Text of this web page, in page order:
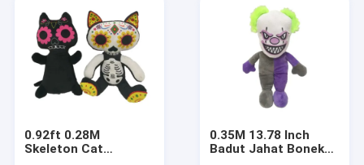
0.92ft 0.28M
Skeleton Cat
0.35M 13.78 Inch
Badut Jahat Boneka